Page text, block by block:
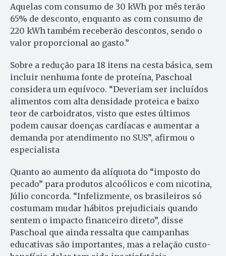
Aquelas com consumo de 30 kWh por mês terão
65% de desconto, enquanto as com consumo de
220 kWh também receberão descontos, sendo o
valor proporcional ao gasto.”
Sobre a redução para 18 itens na cesta básica, sem
incluir nenhuma fonte de proteína, Paschoal
considera um equívoco. “Deveriam ser incluídos
alimentos com alta densidade proteica e baixo
teor de carboidratos, visto que estes últimos
podem causar doenças cardíacas e aumentar a
demanda por atendimento no SUS”, afirmou o
especialista
Quanto ao aumento da alíquota do “imposto do
pecado” para produtos alcoólicos e com nicotina,
Júlio concorda. “Infelizmente, os brasileiros só
costumam mudar hábitos prejudiciais quando
sentem o impacto financeiro direto”, disse
Paschoal que ainda ressalta que campanhas
educativas são importantes, mas a relação custo-